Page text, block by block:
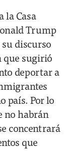
la Casa
Trump
discurso
que sugirió
deportar a
país. Por lo
no habrán
concentrará
que